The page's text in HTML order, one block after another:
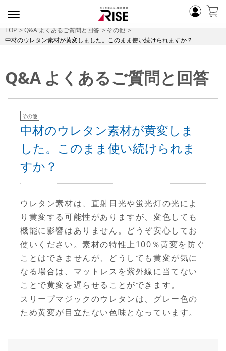
TOP Q&A よくあるご質問と回答
その他
中材のウレタン素材が黄変しました。このまま使い続けられますか？
Q&A よくあるご質問と回答
その他
中材のウレタン素材が黄変しま
した。このまま使い続けられま
すか？
ウレタン素材は、直射日光や蛍光灯の光によ
り黄変する可能性がありますが、変色しても
機能に影響はありません。どうぞ安心してお
使いください。素材の特性上100％黄変を防ぐ
ことはできませんが、どうしても黄変が気に
なる場合は、マットレスを紫外線に当てない
ことで黄変を遅らせることができます。
スリープマジックのウレタンは、グレー色の
ため黄変が目立たない色味となっています。